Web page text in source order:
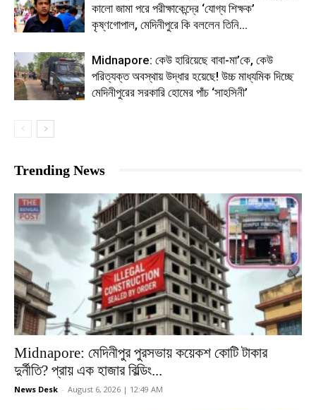
কালো জামা পরে পরীক্ষাকেন্দ্রে ‘যোগ্য শিক্ষক’
কৃষ্ণগোপাল, মেদিনীপুরে কি বললেন তিনি…
Midnapore: কেউ হারিয়েছে বাবা-মা’কে, কেউ
পরিত্যক্ত অবস্থায় উদ্ধার হয়েছে! উচ্চ মাধ্যমিক দিচ্ছে
মেদিনীপুরের সরকারি হোমের পাঁচ ‘সাহসিনী’
Trending News
Midnapore: মেদিনীপুর পুরসভায় কয়েকশ কোটি টাকার
দুর্নীতি? প্রায় এক হাজার বিল্ডিং...
News Desk - August 6, 2026 | 12:49 AM